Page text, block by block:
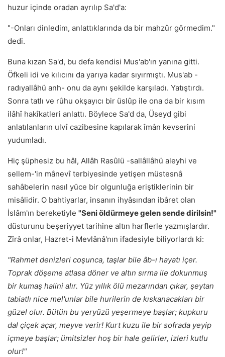
huzur içinde oradan ayrılıp Sa'd'a:
"-Onları dinledim, anlattıklarında da bir mahzûr görmedim."
dedi.
Buna kızan Sa'd, bu defa kendisi Mus'ab'ın yanına gitti.
Öfkeli idi ve kılıcını da yarıya kadar sıyırmıştı. Mus'ab -
radıyallâhü anh- onu da aynı şekilde karşıladı. Yatıştırdı.
Sonra tatlı ve rûhu okşayıcı bir üslûp ile ona da bir kısım
ilâhî hakîkatleri anlattı. Böylece Sa'd da, Üseyd gibi
anlatılanların ulvî cazibesine kapılarak îmân kevserini
yudumladı.
Hiç şüphesiz bu hâl, Allâh Rasûlü -sallâllâhü aleyhi ve
sellem-'in mânevî terbiyesinde yetişen müstesnâ
sahâbelerin nasıl yüce bir olgunluğa eriştiklerinin bir
misâlidir. O bahtiyarlar, insanın ihyâsından ibâret olan
İslâm'ın bereketiyle "Seni öldürmeye gelen sende dirilsin!"
düsturunu beşeriyyet tarihine altın harflerle yazmışlardır.
Zîrâ onlar, Hazret-i Mevlânâ'nın ifadesiyle biliyorlardı ki:
"Rahmet denizleri coşunca, taşlar bile âb-ı hayatı içer.
Toprak döşeme atlasa döner ve altın sırma ile dokunmuş
bir kumaş halini alır. Yüz yıllık ölü mezarından çıkar, şeytan
tabiatlı nice mel'unlar bile hurilerin de kıskanacakları bir
güzel olur. Bütün bu yeryüzü yeşermeye başlar; kupkuru
dal çiçek açar, meyve verir! Kurt kuzu ile bir sofrada yeyip
içmeye başlar; ümitsizler hoş bir hale gelirler, izleri kutlu
olur!"